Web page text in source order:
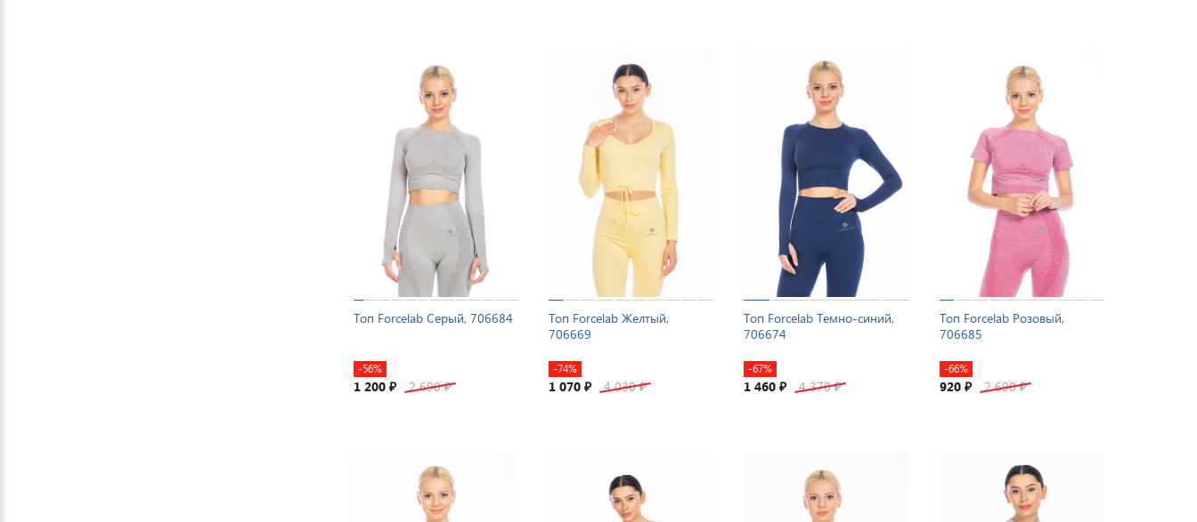
Топ Forcelab Серый, 706684
-56%
1 200 ₽ 2 690₽
Топ Forcelab Желтый,
706669
-74%
1 070 ₽ 4 030₽
Топ Forcelab Темно-синий,
706674
-67%
1 460₽ 4 370₽
Топ Forcelab Розовый,
706685
-66%
920 ₽ 2 690₽